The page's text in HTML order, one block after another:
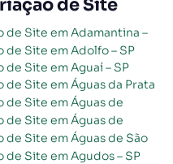
de Site
de Site em Adolfo – SP
de Site em Aguaí – SP
de Site em Agudos – SP